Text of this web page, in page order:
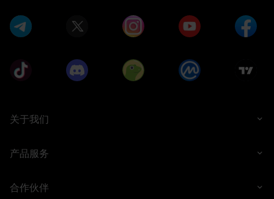
关于我们
产品服务
合作伙伴